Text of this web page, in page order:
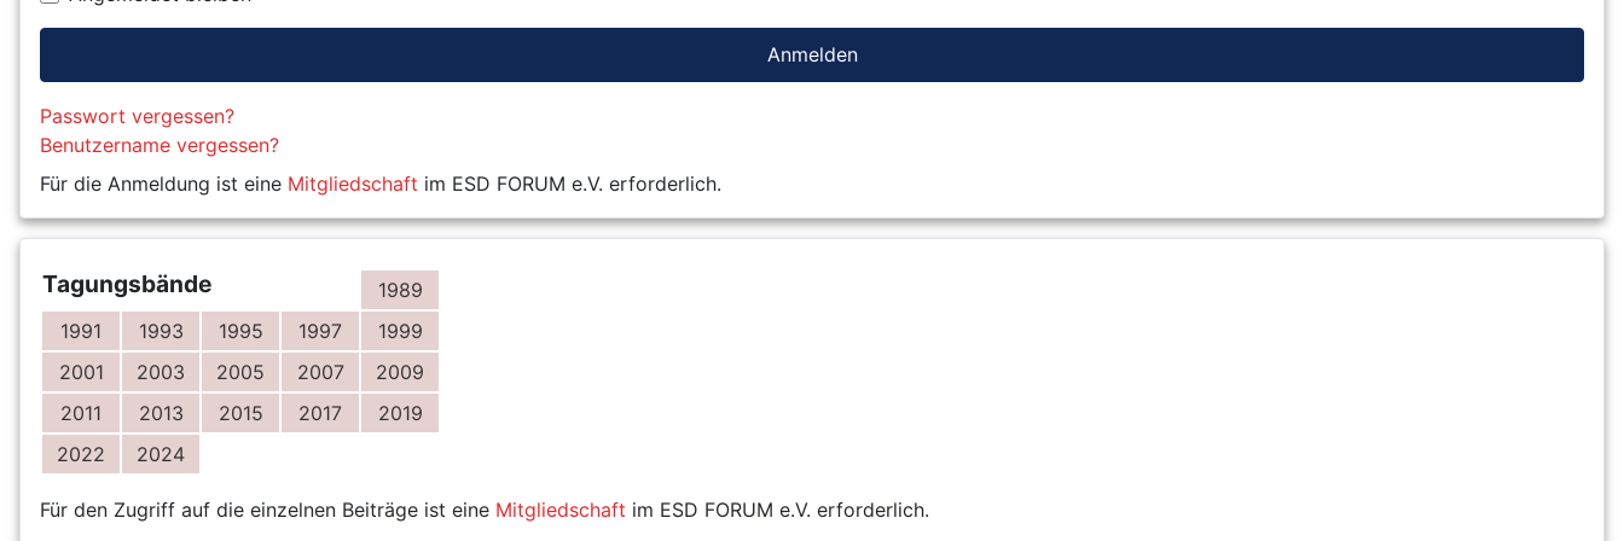
Anmelden
Passwort vergessen?
Benutzername vergessen?
Für die Anmeldung ist eine Mitgliedschaft im ESD FORUM e.V. erforderlich.
Tagungsbände
1989
1991
1993 1995 1997
1999
2001
2003 2005 2007
2009
2011
2013 2015 2017
2019
2022
2024
Für den Zugriff auf die einzelnen Beiträge ist eine Mitgliedschaft im ESD FORUM e.V. erforderlich.